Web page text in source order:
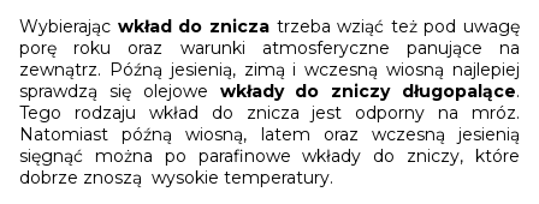
Wybierając wkład do zniczatrzeba wziąć też pod uwagę
porę roku oraz warunki atmosferyczne panujące na
zewnątrz. Późną jesienią, zimą i wczesną wiosną najlepiej
sprawdzą się olejowe wkłady do zniczy długopalące.
Tego rodzaju wkład do znicza jest odporny na mróz.
Natomiast późną wiosną, latem oraz wczesną jesienią
sięgnąć można po parafinowe wkłady do zniczy, które
dobrze znoszą wysokie temperatury.